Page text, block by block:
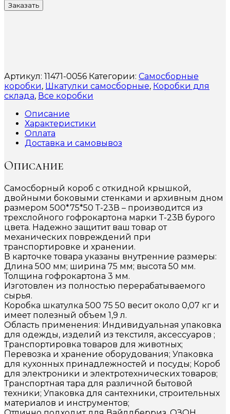
Заказать
Артикул: 11471-0056 Категории: Самосборные
коробки, Шкатулки самосборные, Коробки для
склада, Все коробки
Описание
Характеристики
Оплата
Доставка и самовывоз
Описание
Самосборный короб с откидной крышкой,
двойными боковыми стенками и архивным дном
размером 500*75*50 Т-23В – производится из
трехслойного гофрокартона марки Т-23В бурого
цвета. Надежно защитит ваш товар от
механических повреждений при
транспортировке и хранении.
В карточке товара указаны внутренние размеры:
Длина 500 мм; ширина 75 мм; высота 50 мм.
Толщина гофрокартона 3 мм.
Изготовлен из полностью перерабатываемого
сырья.
Коробка шкатулка 500 75 50 весит около 0,07 кг и
имеет полезный объем 1,9 л.
Область применения: Индивидуальная упаковка
для одежды, изделий из текстиля, аксессуаров ;
Транспортировка товаров для животных;
Перевозка и хранение оборудования; Упаковка
для кухонных принадлежностей и посуды; Короб
для электроники и электротехнических товаров;
Транспортная тара для различной бытовой
техники; Упаковка для сантехники, строительных
материалов и инструментов;